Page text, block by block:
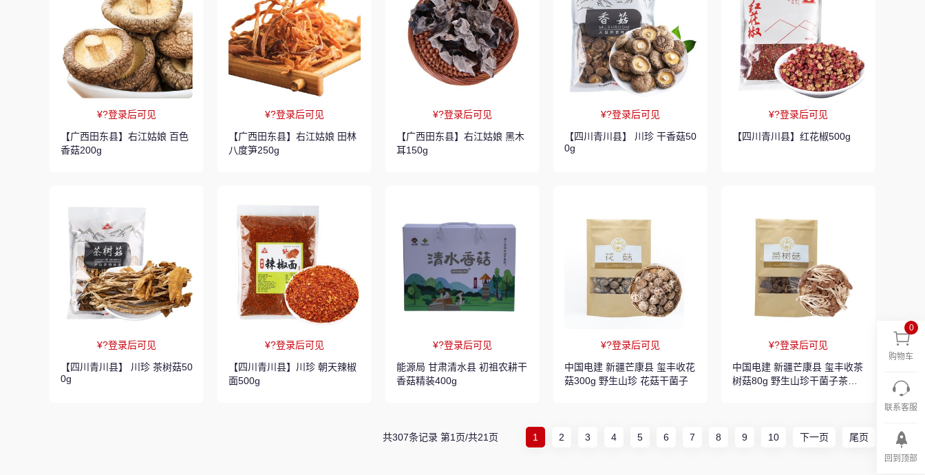
¥?登录后可见
【广西田东县】右江姑娘 百色
香菇200g
¥?登录后可见
【广西田东县】右江姑娘 田林
八度笋250g
¥?登录后可见
【广西田东县】右江姑娘 黑木
耳150g
¥?登录后可见
【四川青川县】 川珍 干香菇50
0g
¥?登录后可见
【四川青川县】红花椒500g
¥?登录后可见
【四川青川县】 川珍 茶树菇50
0g
¥?登录后可见
【四川青川县】川珍 朝天辣椒
面500g
¥?登录后可见
能源局 甘肃清水县 初祖农耕干
香菇精装400g
¥?登录后可见
中国电建 新疆芒康县 玺丰收花
菇300g 野生山珍 花菇干菌子
¥?登录后可见
中国电建 新疆芒康县 玺丰收茶
树菇80g 野生山珍干菌子茶树
共307条记录 第1页/共21页 1 2 3 4 5 6 7 8 9 10 下一页 尾页
0
购物车
联系客服
回到顶部